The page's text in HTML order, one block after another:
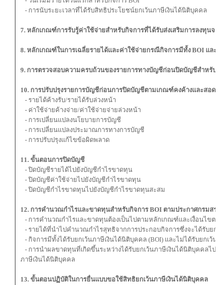
- การนับระยะเวลาที่ได้รับสิทธิประโยชน์ยกเว้นภาษีเงินได้นิติบุคคล
7. หลักเกณฑ์การรับรู้ค่าใช้จ่ายสำหรับกิจการที่ได้รับส่งเสริมการลงทุนจา
8. หลักเกณฑ์ในการเฉลี่ยรายได้และค่าใช้จ่ายกรณีกิจการมีทั้ง BOI และ
9. การตรวจสอบความครบถ้วนของรายการทางบัญชีก่อนปิดบัญชีสำหรับกิ
10. การปรับปรุงรายการบัญชีก่อนการปิดบัญชีตามเกณฑ์คงค้างและสอด
- รายได้ค้างรับ/รายได้รับล่วงหน้า
- ค่าใช้จ่ายค้างจ่าย/ค่าใช้จ่ายจ่ายล่วงหน้า
- การเปลี่ยนแปลงนโยบายการบัญชี
- การเปลี่ยนแปลงประมาณการทางการบัญชี
- การปรับปรุงแก้ไขข้อผิดพลาด
11. ขั้นตอนการปิดบัญชี
- ปิดบัญชีรายได้ไปยังบัญชีกำไรขาดทุน
- ปิดบัญชีค่าใช้จ่ายไปยังบัญชีกำไรขาดทุน
- ปิดบัญชีกำไรขาดทุนไปยังบัญชีกำไรขาดทุนสะสม
12. การคำนวณกำไรและขาดทุนสำหรับกิจการ BOI ตามประกาศกรมสรร
- การคำนวณกำไรและขาดทุนต้องเป็นไปตามหลักเกณฑ์และเงื่อนไขตา
- รายได้ที่นำไปคำนวณกำไรสุทธิจากการประกอบกิจการซึ่งจะได้รับยก
- กิจการมีทั้งได้รับยกเว้นภาษีเงินได้นิติบุคคล (BOI) และไม่ได้รับยกเว้น
- การนำผลขาดทุนที่เกิดขึ้นระหว่างได้รับยกเว้นภาษีเงินได้นิติบุคคลไป
ภาษีเงินได้นิติบุคคล
13. ขั้นตอนปฏิบัติในการยื่นแบบขอใช้สิทธิยกเว้นภาษีเงินได้นิติบุคคล